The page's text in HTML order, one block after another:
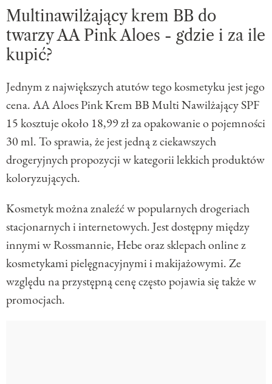
Multinawilżający krem BB do
twarzy AA Pink Aloes - gdzie i za ile
kupić?
Jednym z największych atutów tego kosmetyku jest jego
cena. AA Aloes Pink Krem BB Multi Nawilżający SPF
15 kosztuje około 18,99 zł za opakowanie o pojemności
30 ml. To sprawia, że jest jedną z ciekawszych
drogeryjnych propozycji w kategorii lekkich produktów
koloryzujących.
Kosmetyk można znaleźć w popularnych drogeriach
stacjonarnych i internetowych. Jest dostępny między
innymi w Rossmannie, Hebe oraz sklepach online z
kosmetykami pielęgnacyjnymi i makijażowymi. Ze
względu na przystępną cenę często pojawia się także w
promocjach.